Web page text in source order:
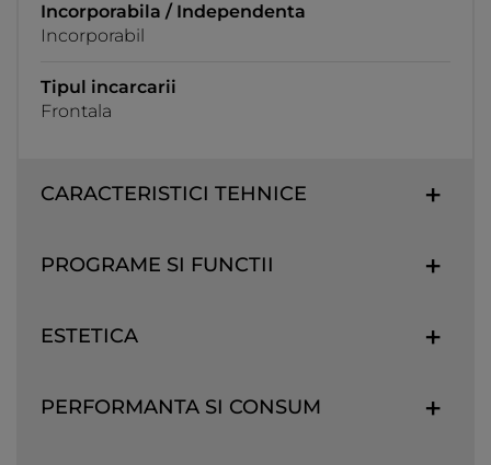
Incorporabila / Independenta
Incorporabil
Tipul incarcarii
Frontala
CARACTERISTICI TEHNICE
PROGRAME SI FUNCTII
ESTETICA
PERFORMANTA SI CONSUM